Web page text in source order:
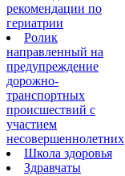
рекомендации по
гериатрии
Ролик
направленный на
предупреждение
дорожно-
транспортных
происшествий с
участием
несовершеннолетних
Школа здоровья
Здравчаты